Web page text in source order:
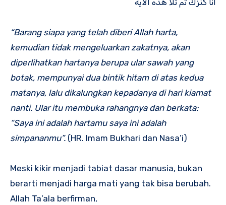
أنا كنزك ثم تلا هذه الأية
“Barang siapa yang telah diberi Allah harta,
kemudian tidak mengeluarkan zakatnya, akan
diperlihatkan hartanya berupa ular sawah yang
botak, mempunyai dua bintik hitam di atas kedua
matanya, lalu dikalungkan kepadanya di hari kiamat
nanti. Ular itu membuka rahangnya dan berkata:
“Saya ini adalah hartamu saya ini adalah
simpananmu”. (HR. Imam Bukhari dan Nasa’i)
Meski kikir menjadi tabiat dasar manusia, bukan
berarti menjadi harga mati yang tak bisa berubah.
Allah Ta’ala berfirman,